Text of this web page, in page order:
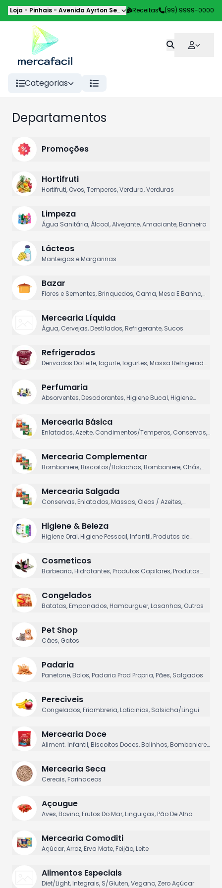
Loja - Pinhais- Avenida Ayrton Senna da Silva,Pinhais- PR
Receitas (99) 9999-0000
Categorias
Departamentos
Promoções
Hortifruti
Hortifruti, Ovos, Temperos, Verdura, Verduras
Limpeza
Água Sanitária, Álcool, Alvejante, Amaciante, Banheiro
Lácteos
Manteigas e Margarinas
Bazar
Flores e Sementes, Brinquedos, Cama, Mesa E Banho,
Mercearia Líquida
Água, Cervejas, Destilados, Refrigerante, Sucos
Refrigerados
Derivados Do Leite, Iogurte, Iogurtes, Massa Refrigerada,
Perfumaria
Absorventes, Desodorantes, Higiene Bucal, Higiene
Mercearia Básica
Enlatados, Azeite, Condimentos/Temperos, Conservas,
Mercearia Complementar
Bomboniere, Biscoitos/Bolachas, Bomboniere, Chás,
Mercearia Salgada
Conservas, Enlatados, Massas, Oleos / Azeites,
Higiene & Beleza
Higiene Oral, Higiene Pessoal, Infantil, Produtos de
Cosmeticos
Barbearia, Hidratantes, Produtos Capilares, Produtos
Congelados
Batatas, Empanados, Hamburguer, Lasanhas, Outros
Pet Shop
Cães, Gatos
Padaria
Panetone, Bolos, Padaria Prod Propria, Pães, Salgados
Pereciveis
Congelados, Friambreria, Laticinios, Salsicha/Lingui
Mercearia Doce
Aliment. Infantil, Biscoitos Doces, Bolinhos, Bomboniere,
Mercearia Seca
Cereais, Farinaceos
Açougue
Aves, Bovino, Frutos Do Mar, Linguiças, Pão De Alho
Mercearia Comoditi
Açúcar, Arroz, Erva Mate, Feijão, Leite
Alimentos Especiais
Diet/Light, Integrais, S/Gluten, Vegano, Zero Açúcar